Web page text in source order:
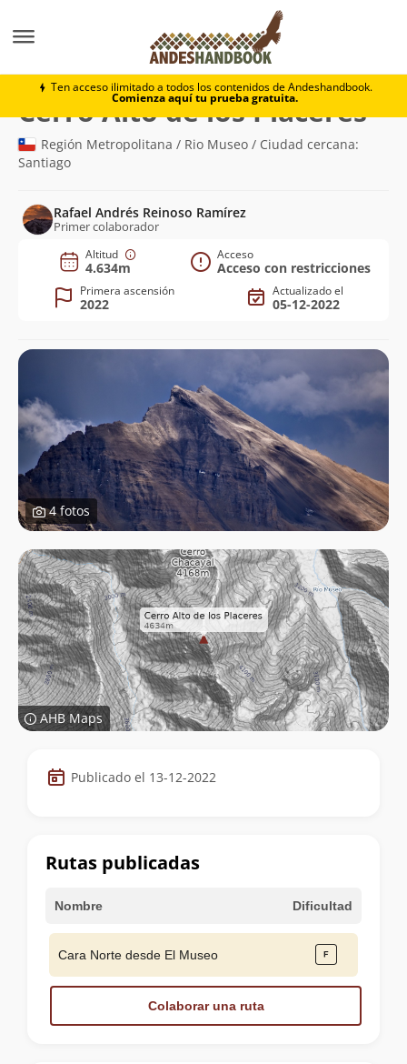
Ten acceso ilimitado a todos los contenidos de Andeshandbook.
Comienza aquí tu prueba gratuita.
Cerro Alto de los Placeres
Cerro Alto de los Placeres
Región Metropolitana / Rio Museo / Ciudad cercana:
Santiago
Rafael Andrés Reinoso Ramírez
Primer colaborador
Altitud
4.634m
Acceso
Acceso con restricciones
Primera ascensión
2022
Actualizado el
05-12-2022
4 fotos
AHB Maps
Datos
de
cumbre
Publicado el 13-12-2022
Rutas publicadas
Nombre Dificultad
Cara Norte desde El Museo
Colaborar una ruta